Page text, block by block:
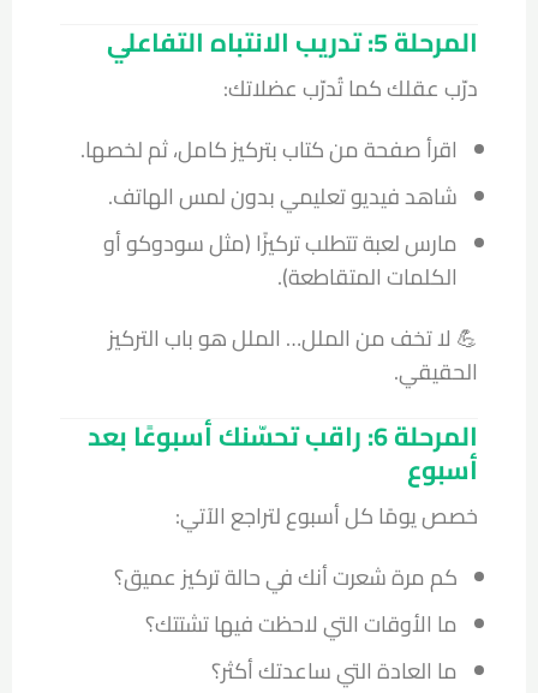
المرحلة 5: تدريب الانتباه التفاعلي
درّب عقلك كما تُدرّب عضلاتك:
اقرأ صفحة من كتاب بتركيز كامل، ثم لخصها.
شاهد فيديو تعليمي بدون لمس الهاتف.
مارس لعبة تتطلب تركيزًا (مثل سودوكو أو
الكلمات المتقاطعة).
💪 لا تخف من الملل… الملل هو باب التركيز
الحقيقي.
المرحلة 6: راقب تحسّنك أسبوعًا بعد
أسبوع
خصص يومًا كل أسبوع لتراجع الآتي:
كم مرة شعرت أنك في حالة تركيز عميق؟
ما الأوقات التي لاحظت فيها تشتتك؟
ما العادة التي ساعدتك أكثر؟